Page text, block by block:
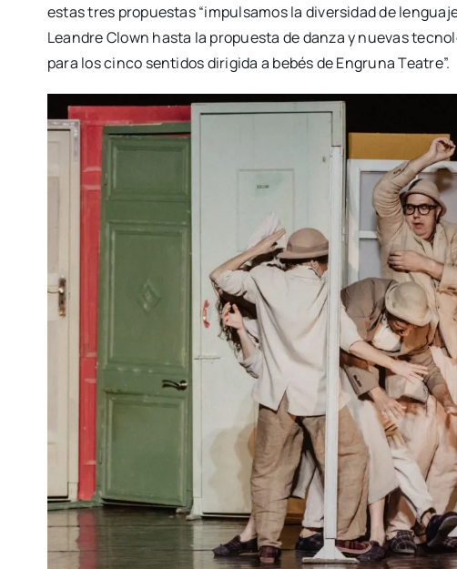
estas tres pro­pues­tas “impul­sa­mos la diver­si­dad de
Lean­dre Clown has­ta la pro­pues­ta de dan­za y nue­vas
para los cin­co sen­ti­dos diri­gi­da a bebés de Engru­na Tea­tre”.